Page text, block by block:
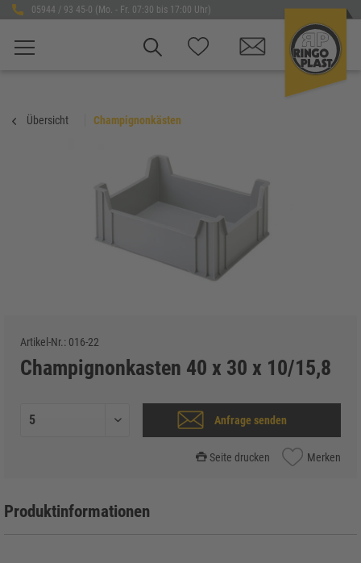
05944 / 93 45-0 (Mo. - Fr. 07:30 bis 17:00 Uhr)
Übersicht Champignonkästen
Artikel-Nr.: 016-22
Champignonkasten 40 x 30 x 10/15,8
Anfrage senden
Seite drucken Merken
Produktinformationen